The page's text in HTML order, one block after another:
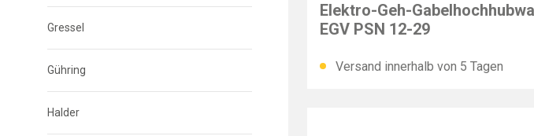
Gressel
Gühring
Halder
Elektro-Geh-
EGV PSN 12-29
Versand innerhalb von 5 Tagen